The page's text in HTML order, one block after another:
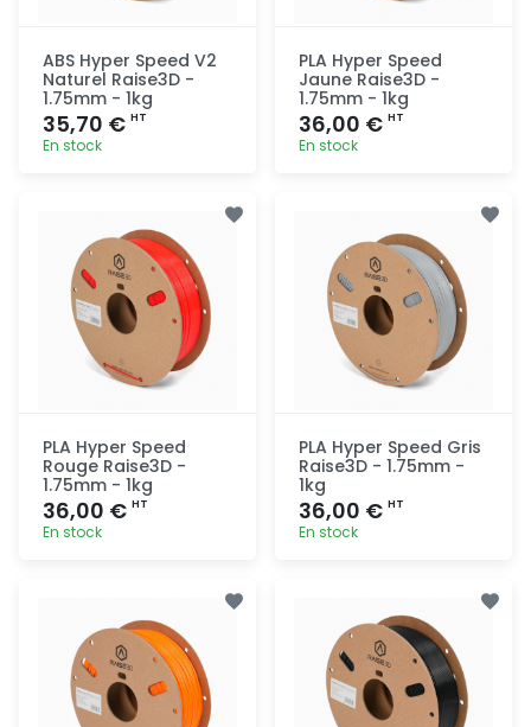
ABS Hyper Speed V2
Naturel Raise3D -
1.75mm - 1kg
35,70 € HT
En stock
PLA Hyper Speed
Jaune Raise3D -
1.75mm - 1kg
36,00 € HT
En stock
PLA Hyper Speed
Rouge Raise3D -
1.75mm - 1kg
36,00 € HT
En stock
PLA Hyper Speed Gris
Raise3D - 1.75mm -
1kg
36,00 € HT
En stock